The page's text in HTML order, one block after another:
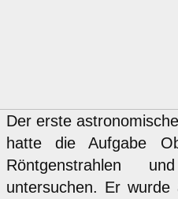
Der erste
hatte die Aufgabe
Röntgenstrahlen
untersuchen. Er